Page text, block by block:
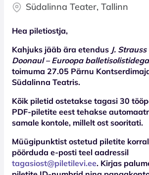
Südalinna Teater, Tallinn
Hea piletiostja,
Kahjuks jääb ära etendus J.
Doonaul – Euroopa balletisolistidega
toimuma 27.05 Pärnu
Südalinna Teatris.
Kõik piletid ostetakse tagasi 30
PDF-piletite eest tehakse
samale kontole, millelt ost sooritati.
Müügipunktist ostetud piletite
pöörduda e-posti teel aadressil
tagasiost@piletilevi.ee. Kirjas